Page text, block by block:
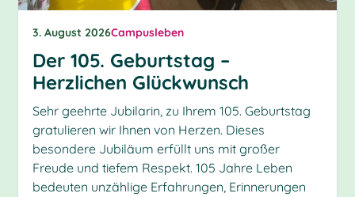
3. August 2026Campusleben
Der 105. Geburtstag –
Herzlichen Glückwunsch
Sehr geehrte Jubilarin, zu Ihrem 105. Geburtstag
gratulieren wir Ihnen von Herzen. Dieses
besondere Jubiläum erfüllt uns mit großer
Freude und tiefem Respekt. 105 Jahre Leben
bedeuten unzählige Erfahrungen, Erinnerungen